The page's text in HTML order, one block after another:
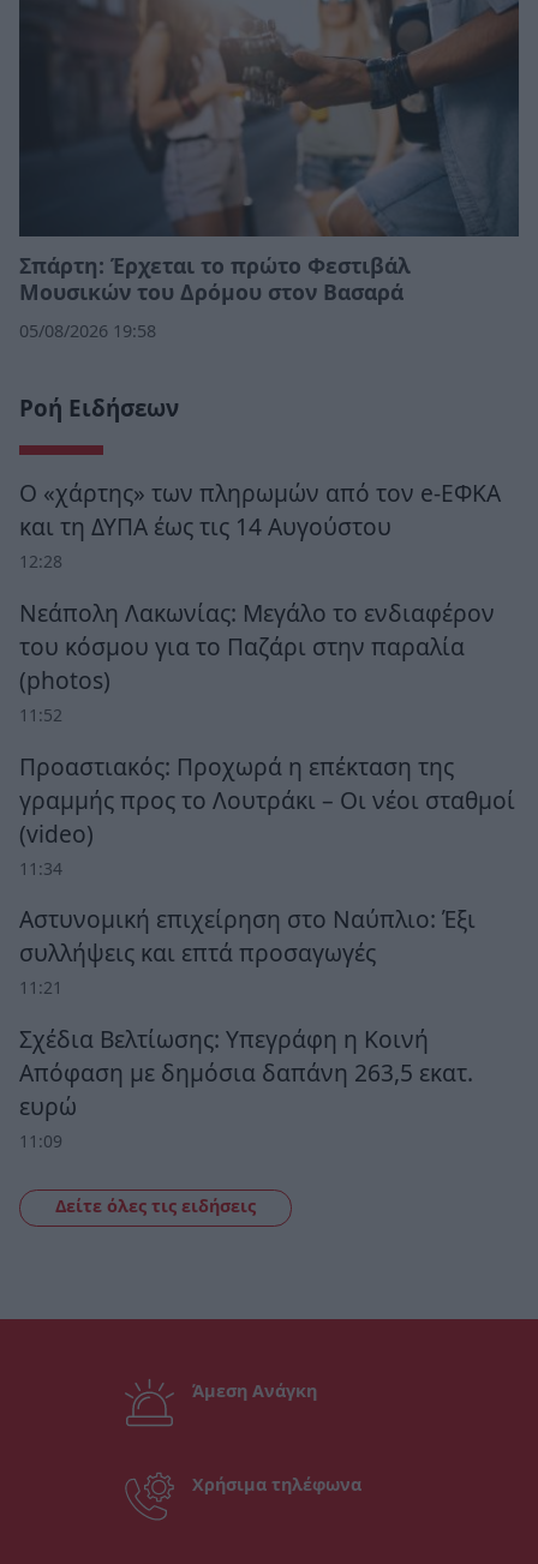
Σπάρτη: Έρχεται το πρώτο Φεστιβάλ
Μουσικών του Δρόμου στον Βασαρά
05/08/2026 19:58
Ροή Ειδήσεων
Ο «χάρτης» των πληρωμών από τον e-ΕΦΚΑ
και τη ΔΥΠΑ έως τις 14 Αυγούστου
12:28
Νεάπολη Λακωνίας: Μεγάλο το ενδιαφέρον
του κόσμου για το Παζάρι στην παραλία
(photos)
11:52
Προαστιακός: Προχωρά η επέκταση της
γραμμής προς το Λουτράκι – Οι νέοι σταθμοί
(video)
11:34
Αστυνομική επιχείρηση στο Ναύπλιο: Έξι
συλλήψεις και επτά προσαγωγές
11:21
Σχέδια Βελτίωσης: Υπεγράφη η Κοινή
Απόφαση με δημόσια δαπάνη 263,5 εκατ.
ευρώ
11:09
Δείτε όλες τις ειδήσεις
Άμεση Ανάγκη
Χρήσιμα τηλέφωνα